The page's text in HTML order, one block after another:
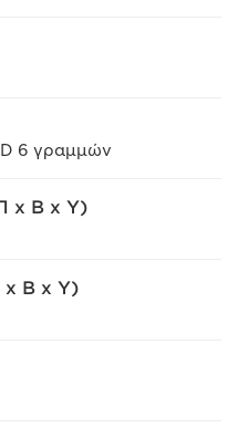
6 γραμμών
x Β x Υ)
x Β x Υ)